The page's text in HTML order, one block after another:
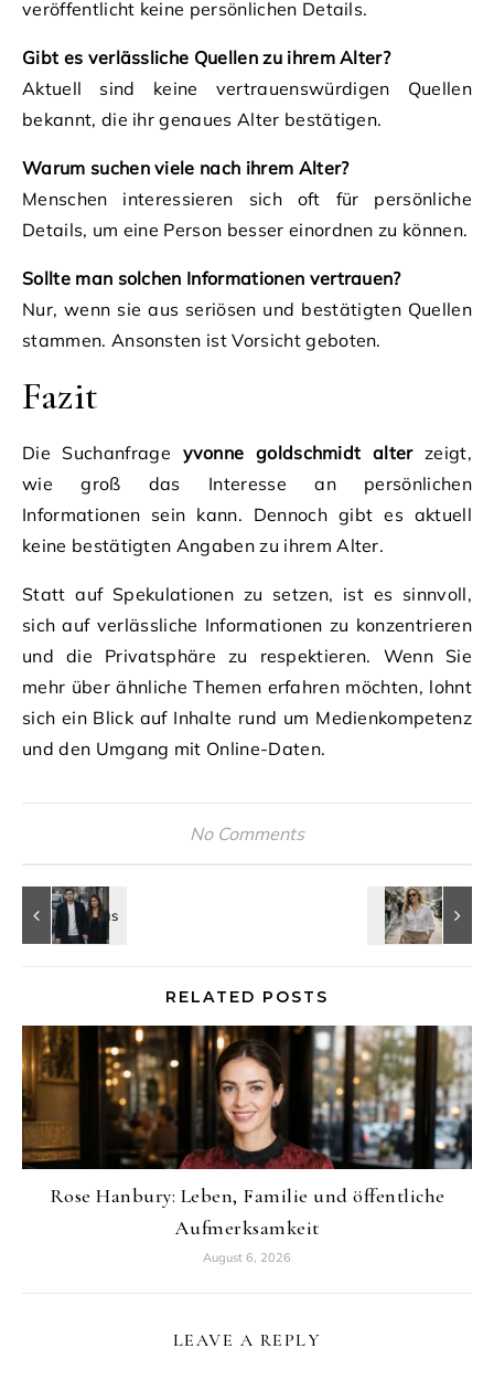
veröffentlicht keine persönlichen Details.
Gibt es verlässliche Quellen zu ihrem Alter?
Aktuell sind keine vertrauenswürdigen Quellen
bekannt, die ihr genaues Alter bestätigen.
Warum suchen viele nach ihrem Alter?
Menschen interessieren sich oft für persönliche
Details, um eine Person besser einordnen zu können.
Sollte man solchen Informationen vertrauen?
Nur, wenn sie aus seriösen und bestätigten Quellen
stammen. Ansonsten ist Vorsicht geboten.
Fazit
Die Suchanfrage yvonne goldschmidt alterzeigt,
wie groß das Interesse an persönlichen
Informationen sein kann. Dennoch gibt es aktuell
keine bestätigten Angaben zu ihrem Alter.
Statt auf Spekulationen zu setzen, ist es sinnvoll,
sich auf verlässliche Informationen zu konzentrieren
und die Privatsphäre zu respektieren. Wenn Sie
mehr über ähnliche Themen erfahren möchten, lohnt
sich ein Blick auf Inhalte rund um Medienkompetenz
und den Umgang mit Online-Daten.
No Comments
RELATED POSTS
Rose Hanbury: Leben, Familie und öffentliche
Aufmerksamkeit
August 6, 2026
LEAVE A REPLY